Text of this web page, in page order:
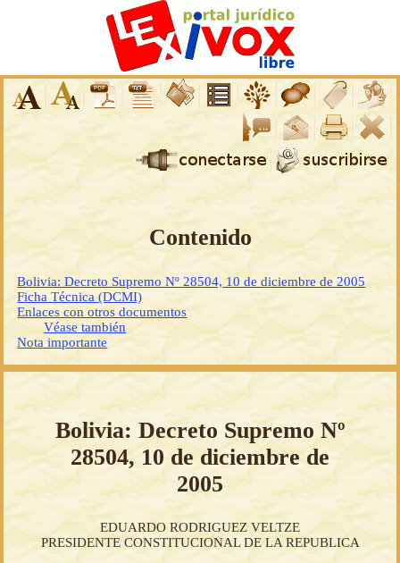
Contenido
Bolivia: Decreto Supremo Nº 28504, 10 de diciembre de 2005
Ficha Técnica (DCMI)
Enlaces con otros documentos
Véase también
Nota importante
Bolivia: Decreto Supremo Nº
28504, 10 de diciembre de
2005
EDUARDO RODRIGUEZ VELTZE
PRESIDENTE CONSTITUCIONAL DE LA REPUBLICA